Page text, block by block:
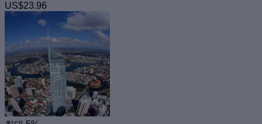
US$23.96